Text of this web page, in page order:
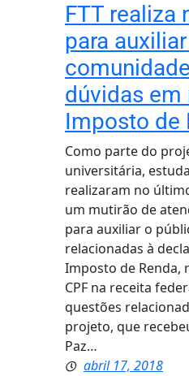
FTT realiza
para
dúvidas em
Imposto de
Como parte do
universitária,
realizaram no
um mutirão de
para auxiliar o
relacionadas à
Imposto de Renda,
CPF na receita
questões
projeto, que
Paz…
abril 17, 2018